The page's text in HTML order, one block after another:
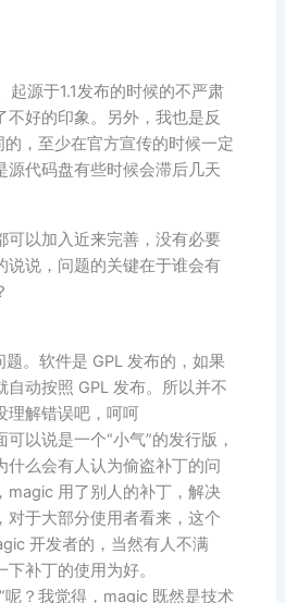
起源于1.1发布的时候的不严肃
不好的印象。另外，我也是反
的，至少在官方宣传的时候一定
源代码盘有些时候会滞后几天
可以加入近来完善，没有必要
说说，问题的关键在于谁会有
。软件是 GPL 发布的，如果
自动按照 GPL 发布。所以并不
理解错误吧，呵呵
以说是一个“小气”的发行版，
什么会有人认为偷盗补丁的问
magic 用了别人的补丁，解决
对于大部分使用者看来，这个
开发者的，当然有人不满
补丁的使用为好。
呢？我觉得，magic 既然是技术